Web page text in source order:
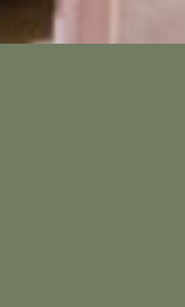
，會自駕3輛車前
呢?或是附近有走
外一輛，共有兩